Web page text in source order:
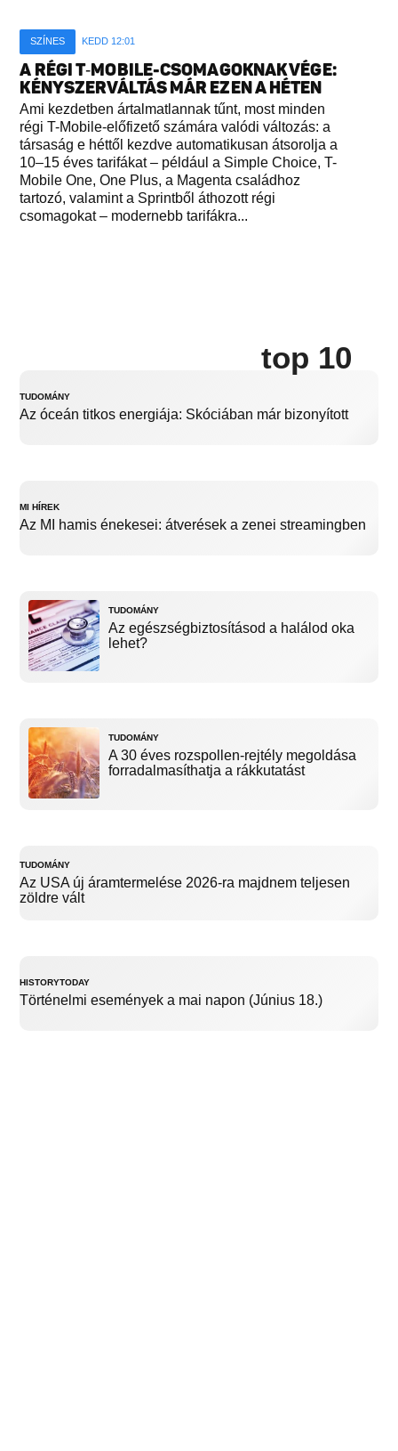
SZÍNES KEDD 12:01
A RÉGI T‑MOBILE-CSOMAGOKNAK VÉGE:
KÉNYSZERVÁLTÁS MÁR EZEN A HÉTEN
Ami kezdetben ártalmatlannak tűnt, most minden
régi T-Mobile-előfizető számára valódi változás: a
társaság e héttől kezdve automatikusan átsorolja a
10–15 éves tarifákat – például a Simple Choice, T-
Mobile One, One Plus, a Magenta családhoz
tartozó, valamint a Sprintből áthozott régi
csomagokat – modernebb tarifákra...
top 10
TUDOMÁNY
Az óceán titkos energiája: Skóciában már bizonyított
MI HÍREK
Az MI hamis énekesei: átverések a zenei streamingben
TUDOMÁNY
Az egészségbiztosításod a halálod oka
lehet?
TUDOMÁNY
A 30 éves rozspollen-rejtély megoldása
forradalmasíthatja a rákkutatást
TUDOMÁNY
Az USA új áramtermelése 2026-ra majdnem teljesen
zöldre vált
HISTORYTODAY
Történelmi események a mai napon (Június 18.)